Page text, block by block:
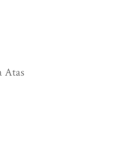
Atas